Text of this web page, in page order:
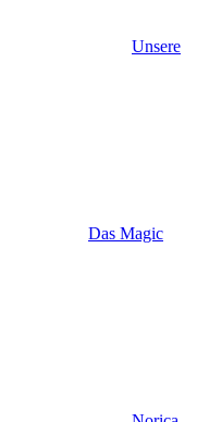
Unsere
Das Magic